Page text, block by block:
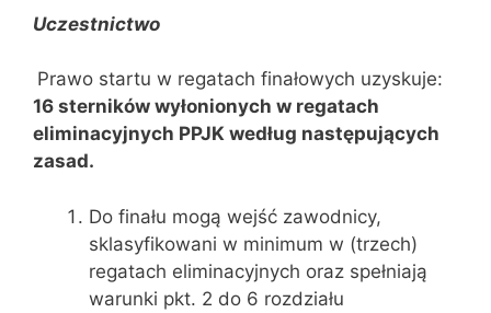
Uczestnictwo
Prawo startu w regatach finałowych uzyskuje:
16 sterników wyłonionych w regatach
eliminacyjnych PPJK według następujących
zasad.
Do finału mogą wejść zawodnicy,
sklasyfikowani w minimum w (trzech)
regatach eliminacyjnych oraz spełniają
warunki pkt. 2 do 6 rozdziału